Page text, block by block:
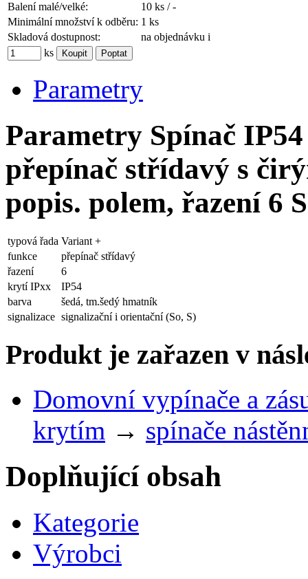
Balení malé/velké:
10 ks / -
Minimální množství k odběru: 1 ks
Skladová dostupnost:
na objednávku i
ks
Parametry
Parametry Spínač IP54
přepínač střídavý s
popis. polem, řazení 6
typová řada Variant +
funkce
přepínač střídavý
řazení
6
krytí IPxx
IP54
barva
šedá, tm.šedý hmatník
signalizace signalizační i orientační (So, S)
Produkt je zařazen v
Domovní vypínače a
krytím → spínače
Doplňující obsah
Kategorie
Výrobci